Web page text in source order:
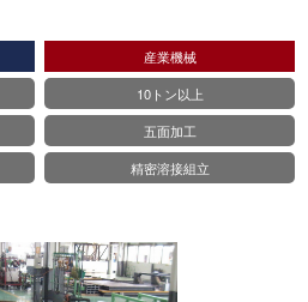
産業機械
10トン以上
五面加工
精密溶接組立